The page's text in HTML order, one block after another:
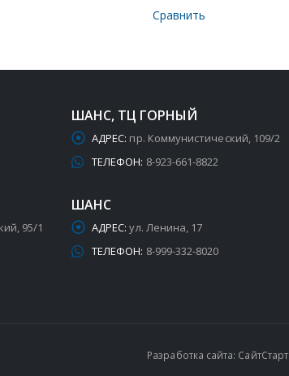
Сравнить
95/1
ШАНС, ТЦ ГОРНЫЙ
АДРЕС: пр. Коммунистический, 109/2
ТЕЛЕФОН: 8-923-661-8822
ШАНС
АДРЕС: ул. Ленина, 17
ТЕЛЕФОН: 8-999-332-8020
Разработка сайта: СайтСтарт